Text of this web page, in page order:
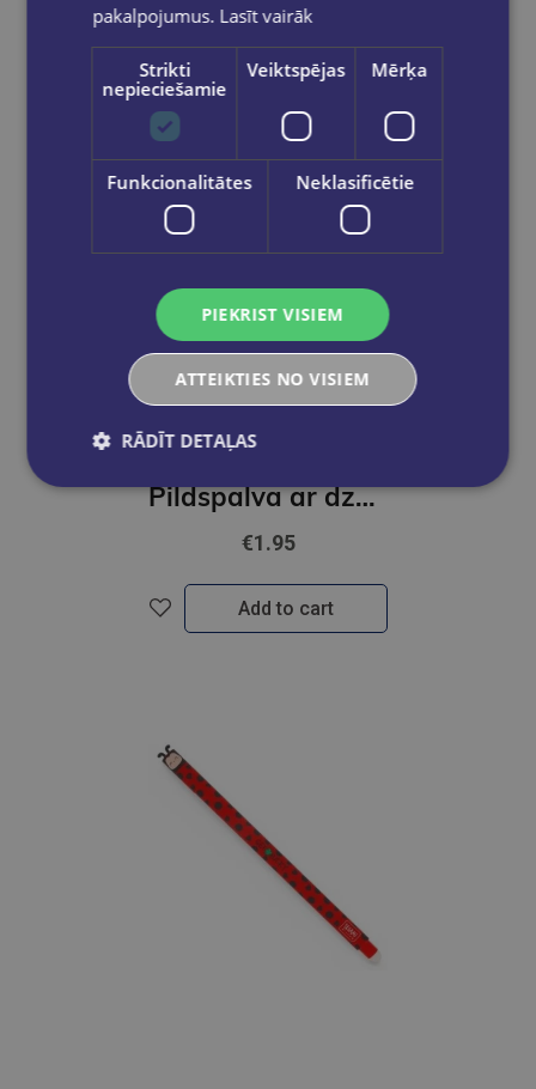
Pildspalva ar dzēšgumiju,Panda
€1.95
Add to cart
pakalpojumus. Lasīt vairāk
Strikti
nepieciešamie
Veiktspējas Mērķa
Funkcionalitātes Neklasificētie
PIEKRIST VISIEM
ATTEIKTIES NO VISIEM
RĀDĪT DETAĻAS